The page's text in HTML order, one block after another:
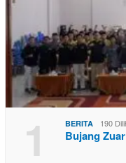
1 BERITA 190
Bujang